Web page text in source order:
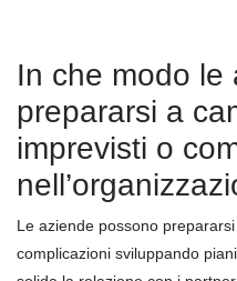
In che modo le
prepararsi a
imprevisti o
Le aziende possono
complicazioni sviluppando